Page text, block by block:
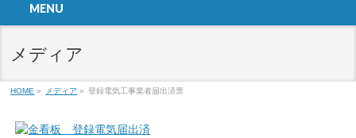
MENU
メディア
HOME » メディア » 登録電気工事業者届出済票